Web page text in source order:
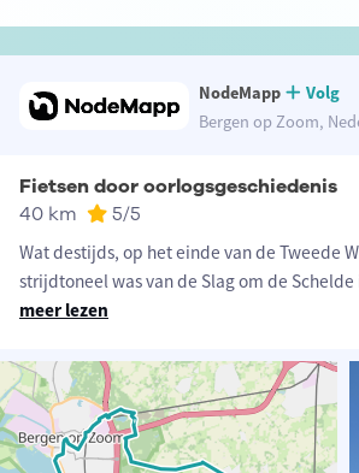
NodeMapp
Volg
Bergen op Zoom,
Fietsen door oorlogsgeschiedenis
40 km 5/5
Wat destijds, op het einde van de Tweede
strijdtoneel was van de Slag om de
meer lezen